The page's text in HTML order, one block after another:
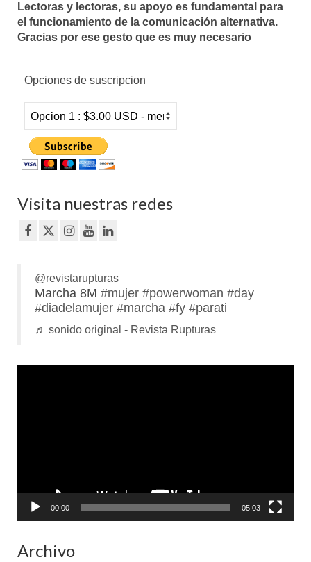
Lectoras y lectoras, su apoyo es fundamental para
el funcionamiento de la comunicación alternativa.
Gracias por ese gesto que es muy necesario
Opciones de suscripcion
Visita nuestras redes
@revistarupturas
Marcha 8M #mujer #powerwoman #day
#diadelamujer #marcha #fy #parati
♬ sonido original - Revista Rupturas
00:00 05:03
Archivo